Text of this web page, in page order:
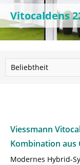
Vitocaldens
Viessmann
Kombination aus
Modernes Hybrid-